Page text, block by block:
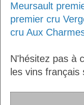
Meursault
premier cru
cru Aux
N'hésitez pas à
les vins